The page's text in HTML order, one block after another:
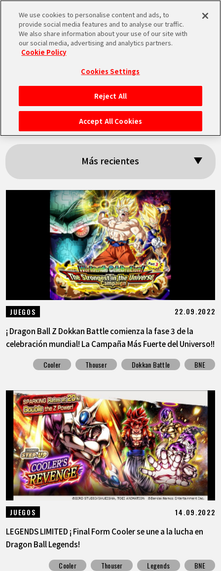
MEN
INICIO
NOTICIAS
LO MÁS DESTACADO
VÍDEOS
ARTÍCULOS
ACERCA DE
LANGUAGE
JP
Resultados:
「Thouser」
Más recientes
JUEGOS 22.09.2022
¡ Dragon Ball Z Dokkan Battle comienza la fase 3 de la
celebración mundial! La Campaña Más Fuerte del Universo!!
Cooler Thouser Dokkan Battle BNE
JUEGOS 14.09.2022
LEGENDS LIMITED ¡ Final Form Cooler se une a la lucha en
Dragon Ball Legends!
Cooler Thouser Legends BNE
We use cookies to personalise content and ads, to
provide social media features and to analyse our traffic.
We also share information about your use of our site with
our social media, advertising and analytics partners.
Cookie Policy
Cookies Settings
Reject All
Accept All Cookies